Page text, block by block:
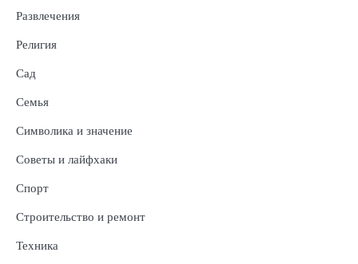
Развлечения
Религия
Сад
Семья
Символика и значение
Советы и лайфхаки
Спорт
Строительство и ремонт
Техника